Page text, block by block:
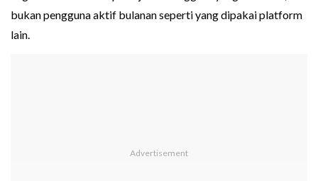
bukan pengguna aktif bulanan seperti yang dipakai platform
lain.